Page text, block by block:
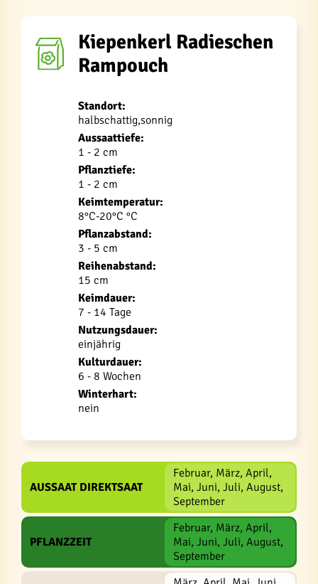
Kiepenkerl Radieschen
Rampouch
Standort:
halbschattig,sonnig
Aussaattiefe:
1 - 2 cm
Pflanztiefe:
1 - 2 cm
Keimtemperatur:
8°C-20°C °C
Pflanzabstand:
3 - 5 cm
Reihenabstand:
15 cm
Keimdauer:
7 - 14 Tage
Nutzungsdauer:
einjährig
Kulturdauer:
6 - 8 Wochen
Winterhart:
nein
AUSSAAT DIREKTSAAT
Februar, März, April,
Mai, Juni, Juli, August,
September
PFLANZZEIT
Februar, März, April,
Mai, Juni, Juli, August,
September